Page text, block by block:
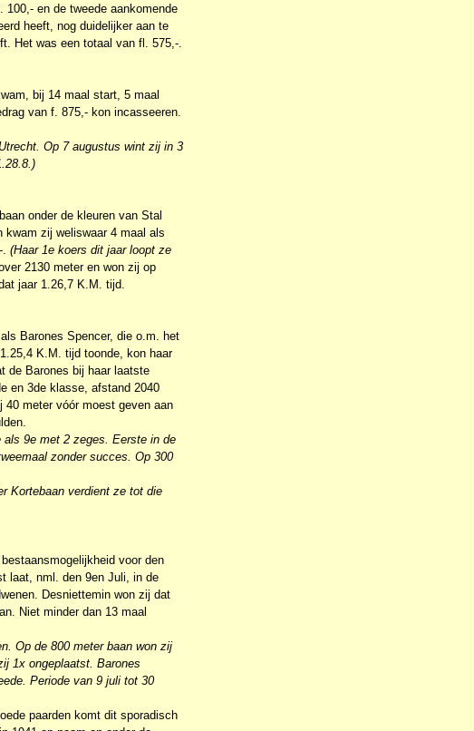
en de tweede aankomende
heeft, nog duidelijker aan te
Het was een totaal van fl. 575,-.
bij 14 maal start, 5 maal
van f. 875,- kon incasseeren.
Op 7 augustus wint zij in 3
onder de kleuren van Stal
zij weliswaar 4 maal als
(Haar 1e koers dit jaar loopt ze
2130 meter en won zij op
jaar 1.26,7 K.M. tijd.
Barones Spencer, die o.m. het
K.M. tijd toonde, kon haar
de Barones bij haar laatste
en 3de klasse, afstand 2040
meter vóór moest geven aan
9e met 2 zeges. Eerste in de
zonder succes. Op 300
Kortebaan verdient ze tot die
voor den
laat, nml. den 9en Juli, in de
Desniettemin won zij dat
Niet minder dan 13 maal
Op de 800 meter baan won zij
1x ongeplaatst. Barones
Periode van 9 juli tot 30
paarden komt dit sporadisch